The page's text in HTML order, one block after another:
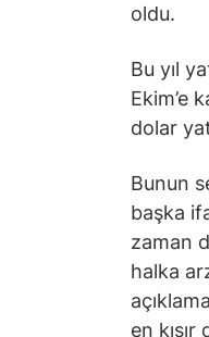
oldu.
Bu yıl
Ekim’e
dolar
Bunun
başka
zaman
halka
en